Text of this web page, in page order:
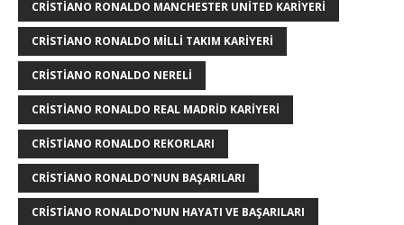
CRISTIANO RONALDO MANCHESTER UNITED KARIYERI
CRISTIANO RONALDO MILLI TAKIM KARIYERI
CRISTIANO RONALDO NERELI
CRISTIANO RONALDO REAL MADRID KARIYERI
CRISTIANO RONALDO REKORLARI
CRISTIANO RONALDO'NUN BAŞARILARI
CRISTIANO RONALDO'NUN HAYATI VE BAŞARILARI